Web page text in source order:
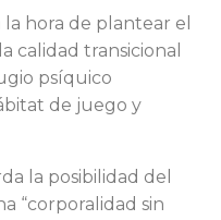
hora de plantear el
calidad transicional
psíquico
de juego y
la posibilidad del
“corporalidad sin